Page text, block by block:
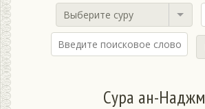
Выберите суру
Сура ан-Наджм